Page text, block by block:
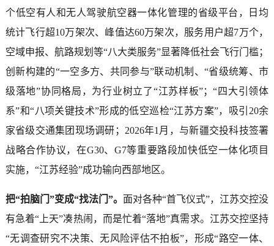
个低空有人和无人驾驶航空器一体化管理的省级平台，日均
统计飞行超10万架次、峰值达60万架次，服务用户超7万个，
空域申报、航路规划等“八大类服务”显著降低社会飞行门槛；
创新构建的“一空多方、共同参与”联动机制、“省级统筹、市
级落地”协同格局，为行业树立了“江苏样板”；“四大引领体
系”和“八项关键技术”形成的低空巡检“江苏方案”，吸引20余
家省级交通集团现场调研；2026年1月，与新疆交投科技签署
战略合作协议，在G30、G7等重要路段加快低空一体化项目
实施，“江苏经验”成功输向西部地区。
把“拍脑门”变成“找法门”。 面对各种“首飞仪式”，江苏交控没
有急着“上天”凑热闹，而是忙着“落地”真需求。江苏交控坚持
“无调查研究不决策、无风险评估不拍板”，形成“路空一体、